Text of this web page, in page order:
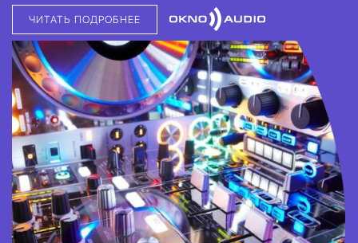
ЧИТАТЬ ПОДРОБНЕЕ